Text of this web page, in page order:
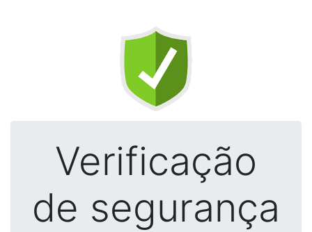
Verificação
de segurança